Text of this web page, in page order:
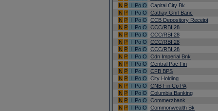
N P I Po O
Capital City Bk
N P I Po O
Cathay Gnrl Banc
N P I Po O
CCB Depository Receipt
N P I Po O
CCC/RBI 28
N P I Po O
CCC/RBI 28
N P I Po O
CCC/RBI 28
N P I Po O
CCC/RBI 28
N P I Po O
Cdn Imperial Bnk
N P I Po O
Central Pac Fin
N P I Po O
CFB BPS
N P I Po O
City Holding
N P I Po O
CNB Fin Cp PA
N P I Po O
Columbia Banking
N P I Po O
Commerzbank
N P I Po O
Commonwealth Bk